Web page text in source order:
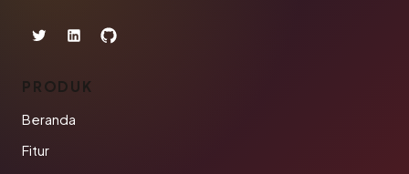
PRODUK
Beranda
Fitur